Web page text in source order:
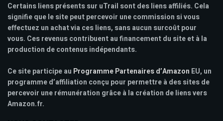
Certains liens présents sur uTrail sont des liens affiliés. Cela
signifie que le site peut percevoir une commission si vous
effectuez un achat via ces liens, sans aucun surcoût pour
vous. Ces revenus contribuent au financement du site et à la
production de contenus indépendants.
Ce site participe au Programme Partenaires d’Amazon EU, un
programme d’affiliation conçu pour permettre à des sites de
percevoir une rémunération grâce à la création de liens vers
Amazon.fr.